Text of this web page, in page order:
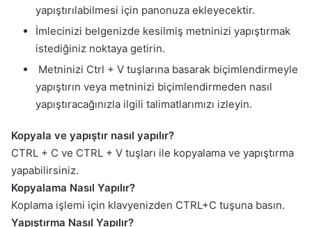
yapıştırılabilmesi için panonuza ekleyecektir.
İmlecinizi belgenizde kesilmiş metninizi yapıştırmak
istediğiniz noktaya getirin.
Metninizi Ctrl + V tuşlarına basarak biçimlendirmeyle
yapıştırın veya metninizi biçimlendirmeden nasıl
yapıştıracağınızla ilgili talimatlarımızı izleyin.
Kopyala ve yapıştır nasıl yapılır?
CTRL + C ve CTRL + V tuşları ile kopyalama ve yapıştırma
yapabilirsiniz.
Kopyalama Nasıl Yapılır?
Koplama işlemi için klavyenizden CTRL+C tuşuna basın.
Yapıştırma Nasıl Yapılır?